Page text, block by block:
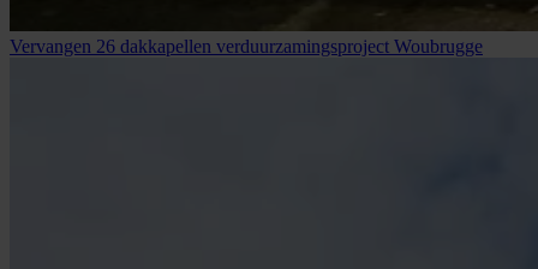
Vervangen 26 dakkapellen verduurzamingsproject Woubrugge